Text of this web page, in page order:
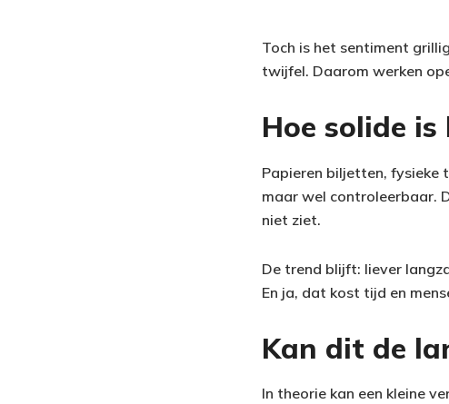
Toch is het sentiment
twijfel. Daarom werken
Hoe solide
Papieren biljetten, fysieke
maar wel controleerbaar.
niet ziet.
De trend blijft: liever
En ja, dat kost tijd en
Kan dit de
In theorie kan een kleine